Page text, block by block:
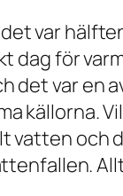
var
dag för
det var en
källorna.
vatten och